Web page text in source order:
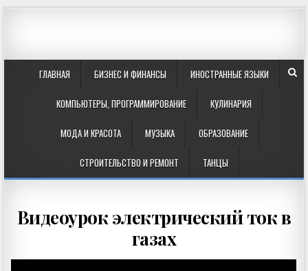
ГЛАВНАЯ БИЗНЕС И ФИНАНСЫ ИНОСТРАННЫЕ ЯЗЫКИ
КОМПЬЮТЕРЫ, ПРОГРАММИРОВАНИЕ КУЛИНАРИЯ
МОДА И КРАСОТА МУЗЫКА ОБРАЗОВАНИЕ
СТРОИТЕЛЬСТВО И РЕМОНТ ТАНЦЫ
Видеоурок электрический ток в
газах